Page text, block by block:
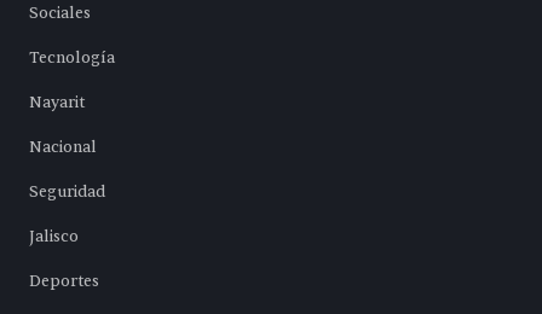
Sociales
Tecnología
Nayarit
Nacional
Seguridad
Jalisco
Deportes